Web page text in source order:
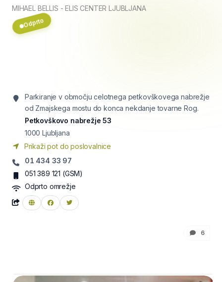
MIHAEL BELLIS - ELIS CENTER LJUBLJANA
Odprto
Parkiranje v območju celotnega petkovškovega nabrežje
od Zmajskega mostu do konca nekdanje tovarne Rog.
Petkovškovo nabrežje 53
1000 Ljubljana
Prikaži pot do poslovalnice
01 434 33 97
051 389 121 (GSM)
Odprto omrežje
6